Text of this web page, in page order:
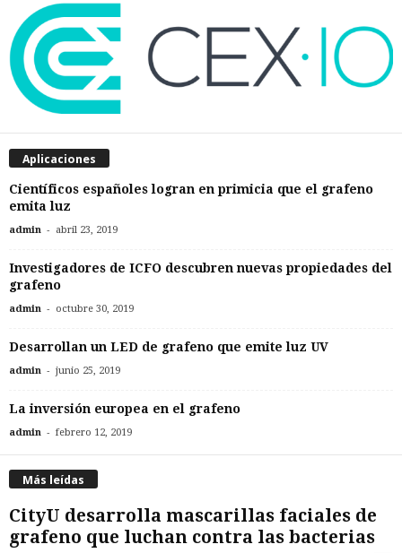
Aplicaciones
Científicos españoles logran en primicia que el grafeno
emita luz
admin - abril 23, 2019
Investigadores de ICFO descubren nuevas propiedades del
grafeno
admin - octubre 30, 2019
Desarrollan un LED de grafeno que emite luz UV
admin - junio 25, 2019
La inversión europea en el grafeno
admin - febrero 12, 2019
Más leídas
CityU desarrolla mascarillas faciales de
grafeno que luchan contra las bacterias